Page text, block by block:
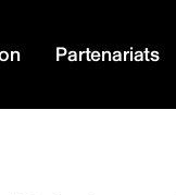
Partenariats